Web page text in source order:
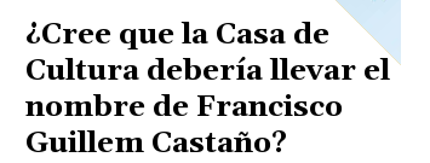
¿Cree que la Casa de
Cultura debería llevar el
nombre de Francisco
Guillem Castaño?